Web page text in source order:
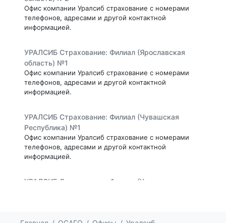
Офис компании Уралсиб страхование с номерами
телефонов, адресами и другой контактной
информацией.
УРАЛСИБ Страхование: Филиал (Ярославская
область) №1
Офис компании Уралсиб страхование с номерами
телефонов, адресами и другой контактной
информацией.
УРАЛСИБ Страхование: Филиал (Чувашская
Республика) №1
Офис компании Уралсиб страхование с номерами
телефонов, адресами и другой контактной
информацией.
УРАЛСИБ Страхование: Филиал (Ульяновская